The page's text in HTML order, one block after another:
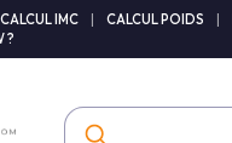
CALCUL IMC CALCUL POIDS
?